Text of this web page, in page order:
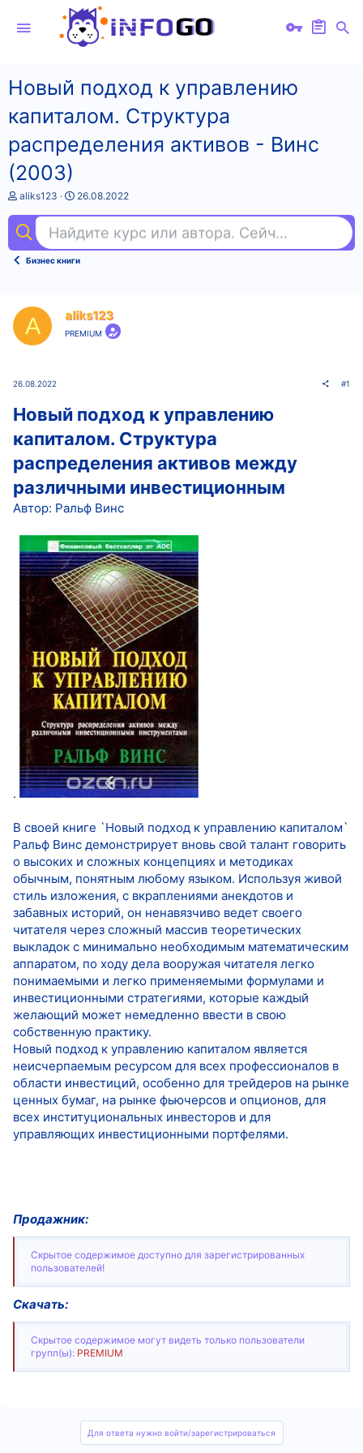
Новый подход к управлению
капиталом. Структура
распределения активов - Винс
(2003)
А
т
о
т
aliks123
Д
а
н
а
а
26.08.2022
Найдите курс или автора. Сейчас ищут
Бизнес книги
A aliks123
PREMIUM
26.08.2022 #1
Новый подход к управлению
капиталом. Структура
распределения активов между
различными инвестиционным
Автор: Ральф Винс
.
В своей книге `Новый подход к управлению капиталом`
Ральф Винc демонстрирует вновь свой талант говорить
о высоких и сложных концепциях и методиках
обычным, понятным любому языком. Используя живой
стиль изложения, с вкраплениями анекдотов и
забавных историй, он ненавязчиво ведет своего
читателя через сложный массив теоретических
выкладок с минимально необходимым математическим
аппаратом, по ходу дела вооружая читателя легко
понимаемыми и легко применяемыми формулами и
инвестиционными стратегиями, которые каждый
желающий может немедленно ввести в свою
собственную практику.
Новый подход к управлению капиталом является
неисчерпаемым ресурсом для всех профессионалов в
области инвестиций, особенно для трейдеров на рынке
ценных бумаг, на рынке фьючерсов и опционов, для
всех институциональных инвесторов и для
управляющих инвестиционными портфелями.
Продажник:
Скрытое содержимое доступно для зарегистрированных
пользователей!
Скачать:
Скрытое содержимое могут видеть только пользователи
групп(ы): PREMIUM
Для ответа нужно войти/зарегистрироваться